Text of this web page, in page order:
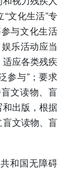
文化生活”专
与文化生活
乐活动应当
应各类残疾
参与”；要求
文读物、盲
出版，根据
文读物、盲
和国无障碍